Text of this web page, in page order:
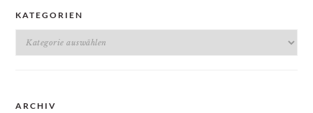
KATEGORIEN
Kategorien
ARCHIV